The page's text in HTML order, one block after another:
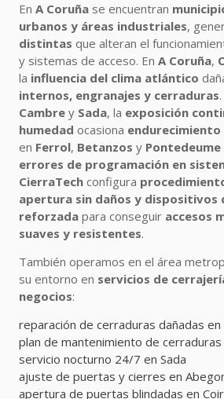
En A Coruña se encuentran
urbanos y áreas industriales,
distintas que alteran el
y sistemas de acceso. En A Coruña,
la influencia del clima atlántico
internos, engranajes y cerraduras
Cambre y Sada, la exposición
humedad ocasiona endurecimiento
en Ferrol, Betanzos y Pontedeume
errores de programación en
CierraTech configura
apertura sin daños y dispositivos
reforzada para conseguir accesos
suaves y resistentes.
También operamos en el área
su entorno en servicios de
negocios:
reparación de cerraduras dañadas
plan de mantenimiento de
servicio nocturno 24/7 en Sada
ajuste de puertas y cierres en
apertura de puertas blindadas en